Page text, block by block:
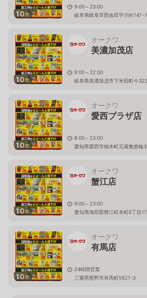
10枚
9:00～23:00
岐阜県岐阜市西改田字川向147-1
10枚
オークワ
美濃加茂店
9:00～22:00
岐阜県美濃加茂市下米田町今
10枚
オークワ
愛西プラザ店
8:00～23:00
愛知県愛西市柚木町元屋敷曲輪
10枚
オークワ
蟹江店
9:00～23:00
愛知県海部郡蟹江町本町6丁目
10枚
オークワ
有馬店
24時間営業
三重県熊野市有馬町5821-3